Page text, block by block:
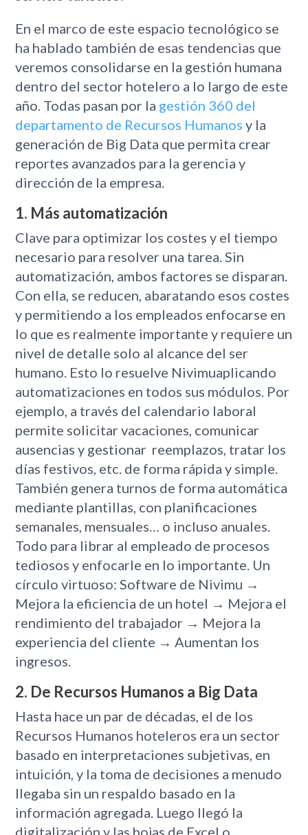
En el marco de este espacio tecnológico se
ha hablado también de esas tendencias que
veremos consolidarse en la gestión humana
dentro del sector hotelero a lo largo de este
año. Todas pasan por la gestión 360 del
departamento de Recursos Humanos y la
generación de Big Data que permita crear
reportes avanzados para la gerencia y
dirección de la empresa.
1. Más automatización
Clave para optimizar los costes y el tiempo
necesario para resolver una tarea. Sin
automatización, ambos factores se disparan.
Con ella, se reducen, abaratando esos costes
y permitiendo a los empleados enfocarse en
lo que es realmente importante y requiere un
nivel de detalle solo al alcance del ser
humano. Esto lo resuelve Nivimuaplicando
automatizaciones en todos sus módulos. Por
ejemplo, a través del calendario laboral
permite solicitar vacaciones, comunicar
ausencias y gestionar reemplazos, tratar los
días festivos, etc. de forma rápida y simple.
También genera turnos de forma automática
mediante plantillas, con planificaciones
semanales, mensuales… o incluso anuales.
Todo para librar al empleado de procesos
tediosos y enfocarle en lo importante. Un
círculo virtuoso: Software de Nivimu →
Mejora la eficiencia de un hotel → Mejora el
rendimiento del trabajador → Mejora la
experiencia del cliente → Aumentan los
ingresos.
2. De Recursos Humanos a Big Data
Hasta hace un par de décadas, el de los
Recursos Humanos hoteleros era un sector
basado en interpretaciones subjetivas, en
intuición, y la toma de decisiones a menudo
llegaba sin un respaldo basado en la
información agregada. Luego llegó la
digitalización y las hojas de Excel o